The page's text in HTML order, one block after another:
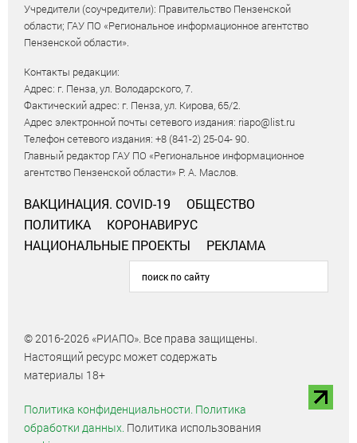
Учредители (соучредители): Правительство Пензенской
области; ГАУ ПО «Региональное информационное агентство
Пензенской области».
Контакты редакции:
Адрес: г. Пенза, ул. Володарского, 7.
Фактический адрес: г. Пенза, ул. Кирова, 65/2.
Адрес электронной почты сетевого издания: riapo@list.ru
Телефон сетевого издания: +8 (841-2) 25-04- 90.
Главный редактор ГАУ ПО «Региональное информационное
агентство Пензенской области» Р. А. Маслов.
ВАКЦИНАЦИЯ. COVID-19
ОБЩЕСТВО
ПОЛИТИКА
КОРОНАВИРУС
НАЦИОНАЛЬНЫЕ ПРОЕКТЫ
РЕКЛАМА
© 2016-2026 «РИАПО». Все права защищены.
Настоящий ресурс может содержать
материалы 18+
Политика конфиденциальности. Политика
обработки данных. Политика использования